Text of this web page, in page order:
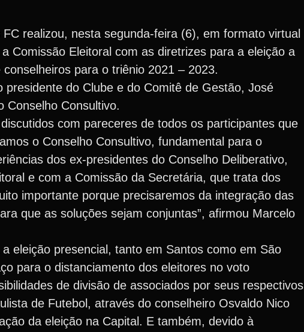
realizou, nesta segunda-feira (6), em formato virtual
Comissão Eleitoral com as diretrizes para a eleição a
para o triênio 2021 – 2023.
do Clube e do Comitê de Gestão, José
Conselho Consultivo.
com pareceres de todos os participantes que
o Conselho Consultivo, fundamental para o
dos ex-presidentes do Conselho Deliberativo,
e com a Comissão da Secretária, que trata dos
importante porque precisaremos da integração das
que as soluções sejam conjuntas”, afirmou Marcelo
eleição presencial, tanto em Santos como em São
para o distanciamento dos eleitores no voto
de divisão de associados por seus respectivos
de Futebol, através do conselheiro Osvaldo Nico
da eleição na Capital. E também, devido à